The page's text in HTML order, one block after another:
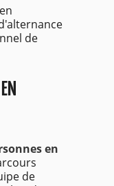
de
en
de